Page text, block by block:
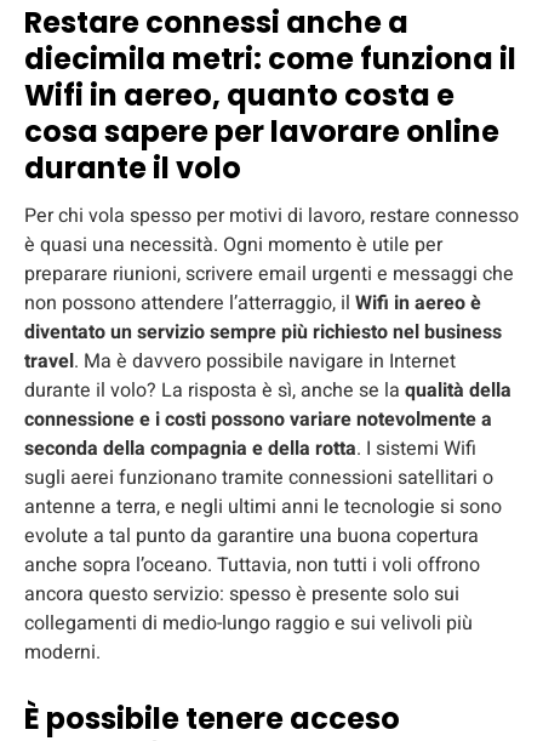
Restare connessi anche a
diecimila metri: come funziona il
Wifi in aereo, quanto costa e
cosa sapere per lavorare online
durante il volo
Per chi vola spesso per motivi di lavoro, restare connesso
è quasi una necessità. Ogni momento è utile per
preparare riunioni, scrivere email urgenti e messaggi che
non possono attendere l’atterraggio, il Wifi in aereo è
diventato un servizio sempre più richiesto nel business
travel. Ma è davvero possibile navigare in Internet
durante il volo? La risposta è sì, anche se la qualità della
connessione e i costi possono variare notevolmente a
seconda della compagnia e della rotta. I sistemi Wifi
sugli aerei funzionano tramite connessioni satellitari o
antenne a terra, e negli ultimi anni le tecnologie si sono
evolute a tal punto da garantire una buona copertura
anche sopra l’oceano. Tuttavia, non tutti i voli offrono
ancora questo servizio: spesso è presente solo sui
collegamenti di medio-lungo raggio e sui velivoli più
moderni.
È possibile tenere acceso